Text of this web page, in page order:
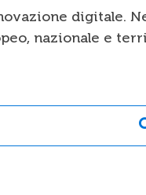
digitale.
nazionale e